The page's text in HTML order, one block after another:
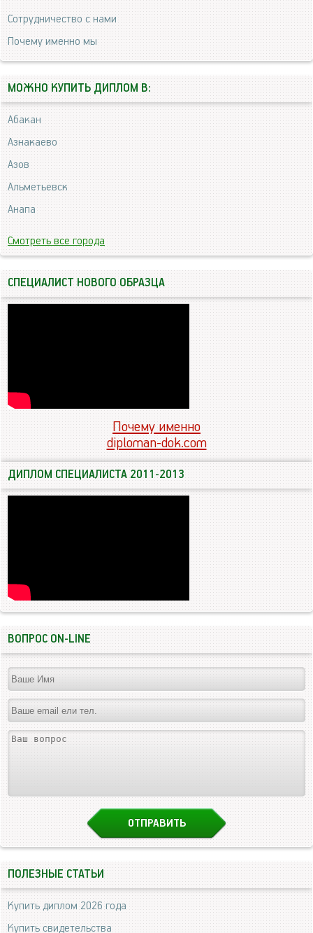
Сотрудничество с нами
Почему именно мы
МОЖНО КУПИТЬ ДИПЛОМ В:
Абакан
Азнакаево
Азов
Альметьевск
Анапа
Смотреть все города
СПЕЦИАЛИСТ НОВОГО ОБРАЗЦА
Почему именно
diploman-dok.com
ДИПЛОМ СПЕЦИАЛИСТА 2011-2013
ВОПРОС ON-LINE
ПОЛЕЗНЫЕ СТАТЬИ
Купить диплом 2026 года
Купить свидетельства